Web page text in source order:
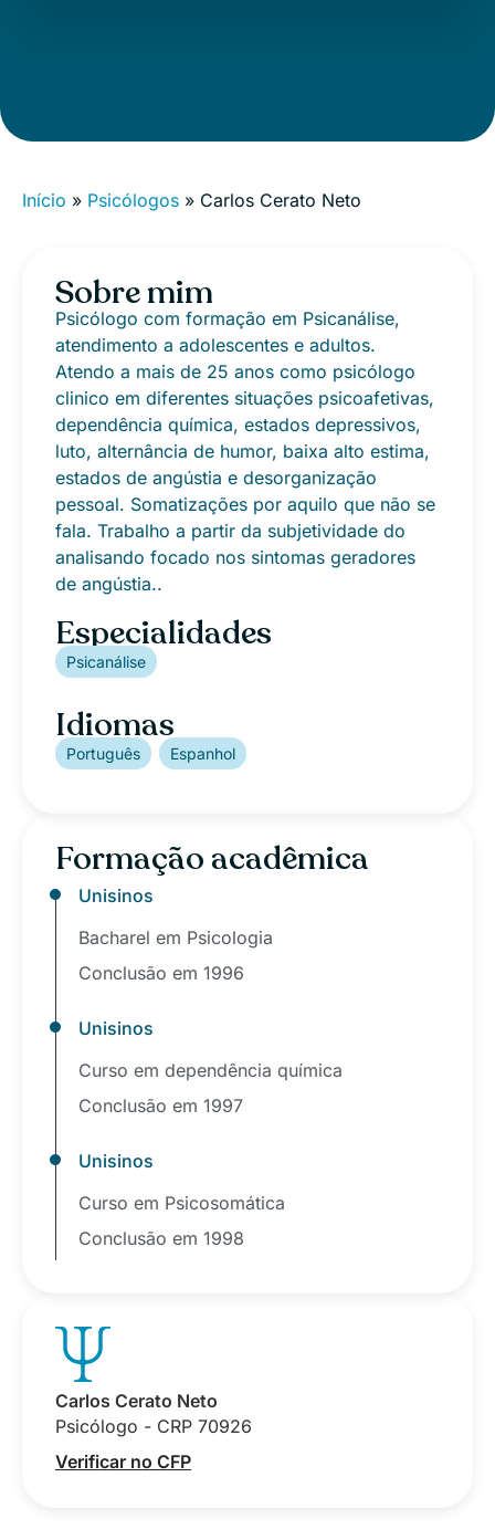
Início » Psicólogos » Carlos Cerato Neto
Sobre mim
Psicólogo com formação em Psicanálise,
atendimento a adolescentes e adultos.
Atendo a mais de 25 anos como psicólogo
clinico em diferentes situações psicoafetivas,
dependência química, estados depressivos,
luto, alternância de humor, baixa alto estima,
estados de angústia e desorganização
pessoal. Somatizações por aquilo que não se
fala. Trabalho a partir da subjetividade do
analisando focado nos sintomas geradores
de angústia..
Especialidades
Psicanálise
Idiomas
Português Espanhol
Formação acadêmica
Unisinos
Bacharel em Psicologia
Conclusão em 1996
Unisinos
Curso em dependência química
Conclusão em 1997
Unisinos
Curso em Psicosomática
Conclusão em 1998
Carlos Cerato Neto
Psicólogo - CRP 70926
Verificar no CFP